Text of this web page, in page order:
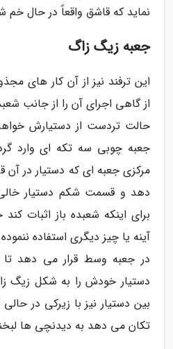
نماید که قاشق واقعاً در حال
جعبه زیگ زاگ
این ترفند نیز از آن کار های
از گاهی اجرای آن را از جانب
حالت تردست از دستیارش
جعبه چوبی سه تکه ای وارد
مرکزی جعبه ای که دستیار در آن
دهد و قسمت شکم دستیار
برای اینکه شعبده باز اثبات
آینه یا چیز دیگری استفاده
در جعبه وسط قرار می دهد تا
دستیار خودش را به شکل زیگ
بین دستیار نیز با زیرکی در
تکان می دهد به دیدنچی ها